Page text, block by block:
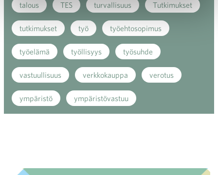
talous TES turvallisuus Tutkimukset
tutkimukset työ työehtosopimus
työelämä työllisyys työsuhde
vastuullisuus verkkokauppa verotus
ympäristö ympäristövastuu